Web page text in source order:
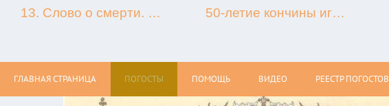
13. Слово о смерти. Игнатий Брянчанинов. 50-летие кончины игумена Никона (Воробьёва) (г. Гагарин, 2013.09.07)
ГЛАВНАЯ СТРАНИЦА ПОГОСТЫ ПОМОЩЬ ВИДЕО РЕЕСТР ПОГОСТОВ